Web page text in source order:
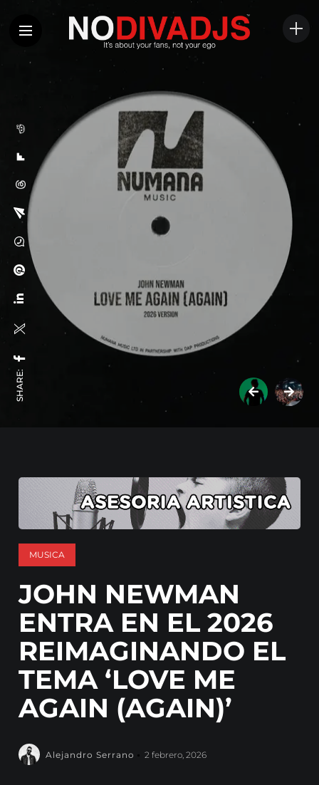
SHARE:
MUSICA
JOHN NEWMAN
ENTRA EN EL 2026
REIMAGINANDO EL
TEMA ‘LOVE ME
AGAIN (AGAIN)’
Alejandro Serrano 2 febrero, 2026